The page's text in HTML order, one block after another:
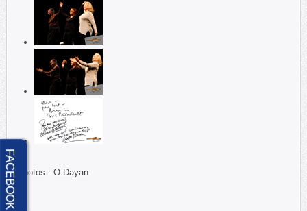
Photos : O.Dayan
FACEBOOK